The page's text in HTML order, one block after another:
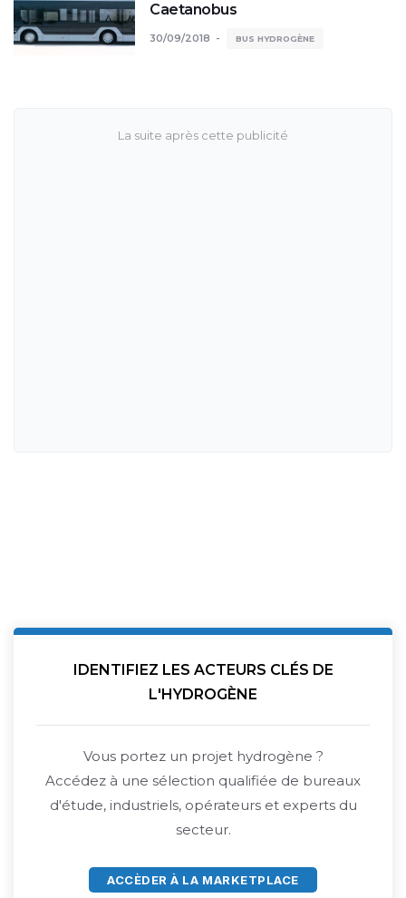
Caetanobus
30/09/2018 BUS HYDROGÈNE
IDENTIFIEZ LES ACTEURS CLÉS DE
L'HYDROGÈNE
Vous portez un projet hydrogène ?
Accédez à une sélection qualifiée de bureaux
d'étude, industriels, opérateurs et experts du
secteur.
ACCÈDER À LA MARKETPLACE